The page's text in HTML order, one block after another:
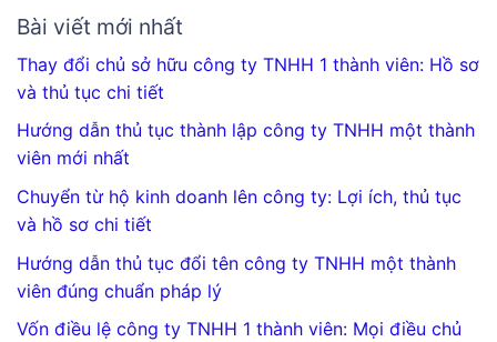
Bài viết mới nhất
Thay đổi chủ sở hữu công ty TNHH 1 thành viên: Hồ sơ
và thủ tục chi tiết
Hướng dẫn thủ tục thành lập công ty TNHH một thành
viên mới nhất
Chuyển từ hộ kinh doanh lên công ty: Lợi ích, thủ tục
và hồ sơ chi tiết
Hướng dẫn thủ tục đổi tên công ty TNHH một thành
viên đúng chuẩn pháp lý
Vốn điều lệ công ty TNHH 1 thành viên: Mọi điều chủ